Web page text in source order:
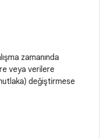
zamanında
veya verilere
değiştirmese